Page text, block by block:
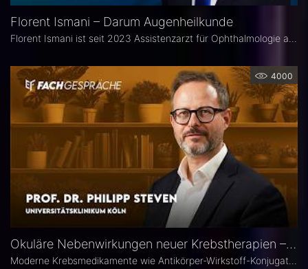
Florent Ismani – Darum Augenheilkunde
4000
Okuläre Nebenwirkungen neuer Krebstherapien – Prof. Dr. Philipp Steven